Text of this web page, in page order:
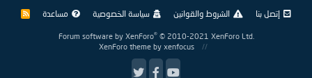
إتصل بنا الشروط والقوانين سياسة الخصوصية مساعدة
R
Forum software by XenForo® © 2010-2021 XenForo Ltd.
XenForo theme by xenfocus